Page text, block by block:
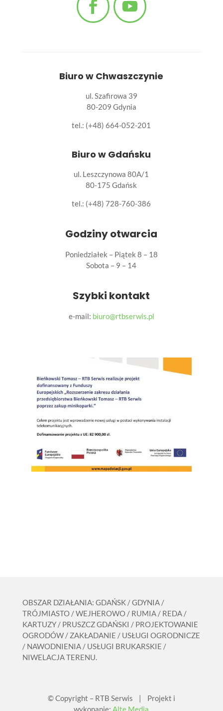
Biuro w Chwaszczynie
ul. Szafirowa 39
80-209 Gdynia
tel.: (+48) 664-052-201
Biuro w Gdańsku
ul. Leszczynowa 80A/1
80-175 Gdańsk
tel.: (+48) 728-760-386
Godziny otwarcia
Poniedziałek – Piątek 8 – 18
Sobota – 9 – 14
Szybki kontakt
e-mail: biuro@rtbserwis.pl
OBSZAR DZIAŁANIA: GDAŃSK / GDYNIA /
TRÓJMIASTO / WEJHEROWO / RUMIA / REDA /
KARTUZY / PRUSZCZ GDAŃSKI / PROJEKTOWANIE
OGRODÓW / ZAKŁADANIE / USŁUGI OGRODNICZE
/ NAWODNIENIA / USŁUGI BRUKARSKIE /
NIWELACJA TERENU.
© Copyright – RTB Serwis | Projekt i
wykonanie: Alte Media